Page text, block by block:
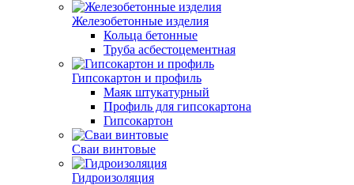
Железобетонные изделия
Кольца бетонные
Труба асбестоцементная
Гипсокартон и профиль
Маяк штукатурный
Профиль для гипсокартона
Гипсокартон
Сваи винтовые
Гидроизоляция